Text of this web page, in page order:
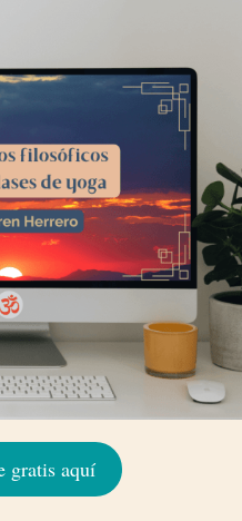
gratis aquí